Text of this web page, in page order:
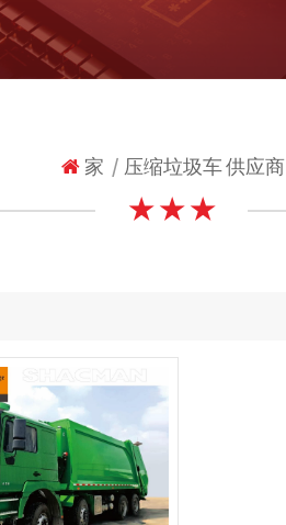
家 | 压缩垃圾车 供应商
★ ★ ★